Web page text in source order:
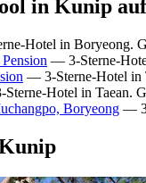
in Kunip
Hotel in Boryeong.
— 3-Sterne-
— 3-Sterne-Hotel in
Hotel in Taean.
Boryeong —